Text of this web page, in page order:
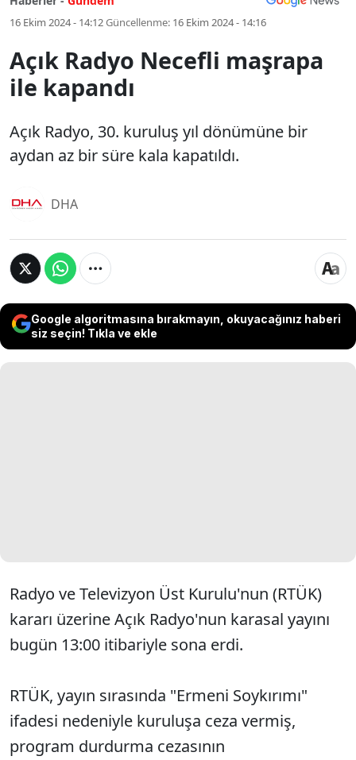
16 Ekim 2024 - 14:12Güncellenme: 16 Ekim 2024 - 14:16
Açık Radyo Necefli maşrapa
ile kapandı
Açık Radyo, 30. kuruluş yıl dönümüne bir
aydan az bir süre kala kapatıldı.
DHA
Google algoritmasına bırakmayın, okuyacağınız haberi
siz seçin! Tıkla ve ekle
Radyo ve Televizyon Üst Kurulu'nun (RTÜK)
kararı üzerine Açık Radyo'nun karasal yayını
bugün 13:00 itibariyle sona erdi.
RTÜK, yayın sırasında "Ermeni Soykırımı"
ifadesi nedeniyle kuruluşa ceza vermiş,
program durdurma cezasının